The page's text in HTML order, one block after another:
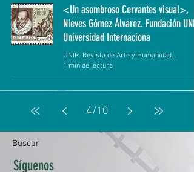
<Un asombroso Cervantes visual>,
Nieves Gómez Álvarez. Fundación UNIR
Universidad Internaciona
UNIR. Revista de Arte y Humanidades. Martes 26 de
1 min de lectura
4/10
Buscar
Síguenos